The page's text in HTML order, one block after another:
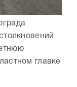
главке